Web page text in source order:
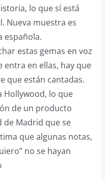
lo que sí está
Nueva muestra es
española.
estas gemas en voz
entra en ellas, hay que
que están cantadas.
Hollywood, lo que
de un producto
Madrid que se
que algunas notas,
no se hayan